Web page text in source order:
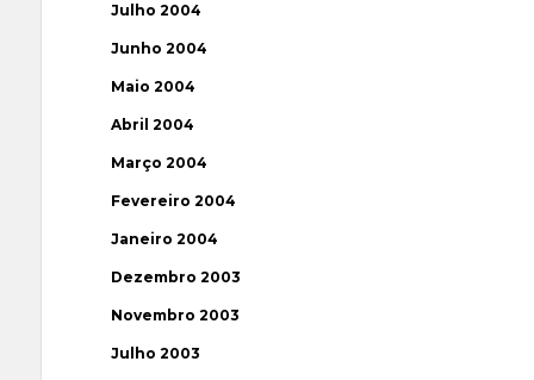
Julho 2004
Junho 2004
Maio 2004
Abril 2004
Março 2004
Fevereiro 2004
Janeiro 2004
Dezembro 2003
Novembro 2003
Julho 2003